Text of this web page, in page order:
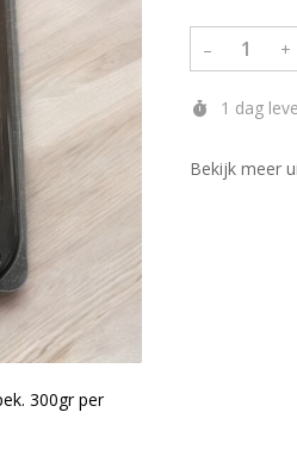
300gr per
– +
1 dag
Bekijk meer